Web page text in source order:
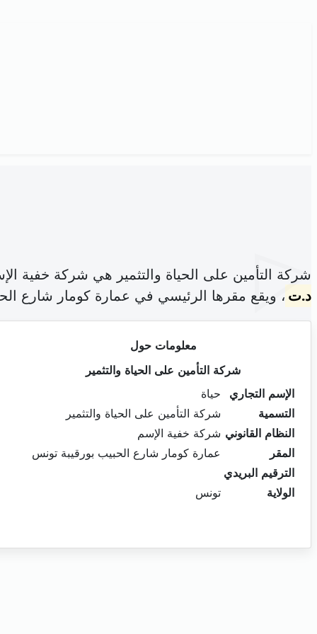
شركة التأمين على الحياة والتثمير هي شركة خفية
د.ت ، ويقع مقرها الرئيسي في عمارة كومار شارع
معلومات حول
شركة التأمين على الحياة والتثمير
الإسم التجاري
حياة
التسمية
شركة التأمين على الحياة والتثمير
النظام القانوني شركة خفية الإسم
المقر
عمارة كومار شارع الحبيب بورقيبة تونس
الترقيم البريدي
الولاية
تونس